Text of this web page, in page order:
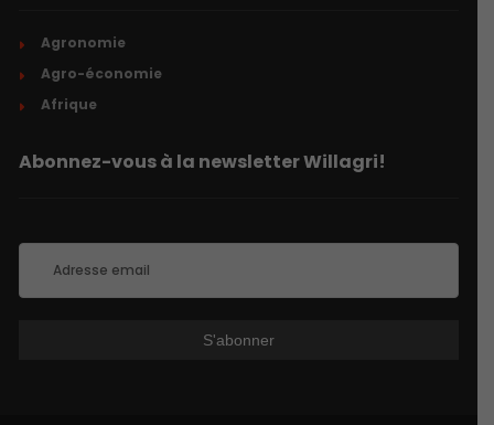
Agronomie
Agro-économie
Afrique
Abonnez-vous à la newsletter Willagri!